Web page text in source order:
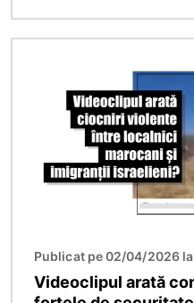
Publicat pe 02/04/2026
Videoclipul arată